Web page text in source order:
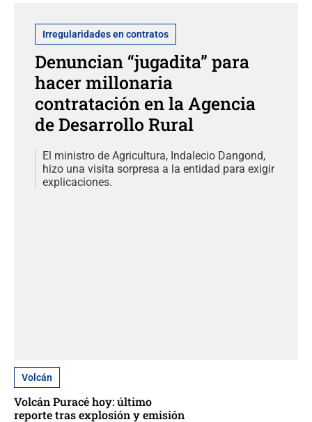
Irregularidades en contratos
Denuncian “jugadita” para
hacer millonaria
contratación en la Agencia
de Desarrollo Rural
El ministro de Agricultura, Indalecio Dangond,
hizo una visita sorpresa a la entidad para exigir
explicaciones.
Volcán
Volcán Puracé hoy: último
reporte tras explosión y emisión